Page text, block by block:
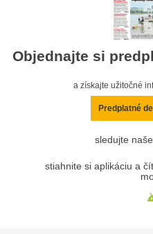
Objednajte si
a získajte užitočné
Predplatné
sledujte
stiahnite si aplikáciu a